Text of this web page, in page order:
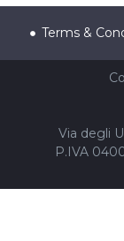
Terms &
Via degli
P.IVA